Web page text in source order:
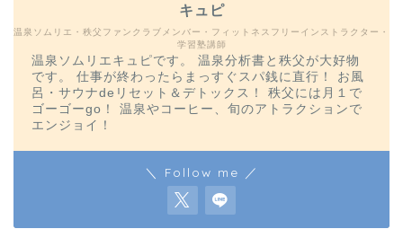
温泉ソムリエ・秩父ファンクラブメンバー・フィットネスフリーインストラクター・
学習塾講師
キュピ
温泉ソムリエキュピです。 温泉分析書と秩父が大好物
です。 仕事が終わったらまっすぐスパ銭に直行！ お風
呂・サウナdeリセット＆デトックス！ 秩父には月１で
ゴーゴーgo！ 温泉やコーヒー、旬のアトラクションで
エンジョイ！
＼ Follow me ／